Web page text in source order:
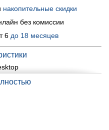
накопительные скидки
без комиссии
6 до 18 месяцев
v3 (4 (8) ядра по 3.4 - 3.8
i7-4770)
P400, 2 GB GDDR5, 64-bit